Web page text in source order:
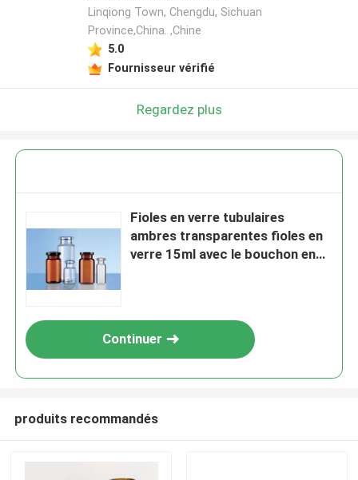
Linqiong Town, Chengdu, Sichuan
Province,China. ,Chine
5.0
Fournisseur vérifié
Regardez plus
Fioles en verre tubulaires
ambres transparentes fioles en
verre 15ml avec le bouchon en
Continuer
produits recommandés